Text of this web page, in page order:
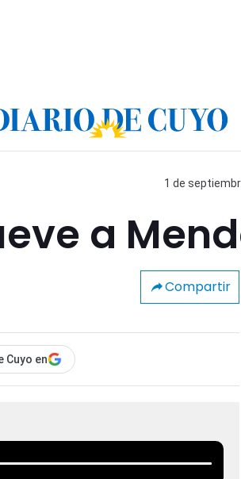
1 de
a
Compartir
Cuyo en